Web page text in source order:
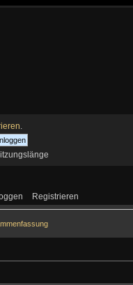
Registrieren